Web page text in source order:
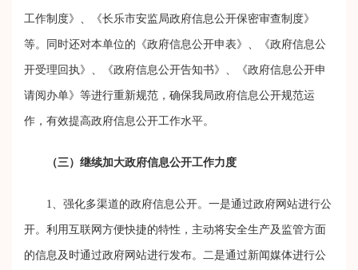
工作制度》、《长乐市安监局政府信息公开保密审查制度》
等。同时还对本单位的《政府信息公开申表》、《政府信息公
开受理回执》、《政府信息公开告知书》、《政府信息公开申
请阅办单》等进行重新规范，确保我局政府信息公开规范运
作，有效提高政府信息公开工作水平。
（三）继续加大政府信息公开工作力度
1 、强化多渠道的政府信息公开。一是通过政府网站进行公
开。利用互联网方便快捷的特性，主动将安全生产及监管方面
的信息及时通过政府网站进行发布。二是通过新闻媒体进行公